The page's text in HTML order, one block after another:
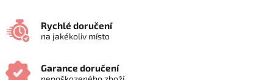
Rychlé doručení
na jakékoliv místo
Garance doručení